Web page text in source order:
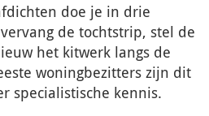
doe je in drie
de tochtstrip, stel de
het kitwerk langs de
woningbezitters zijn dit
specialistische kennis.